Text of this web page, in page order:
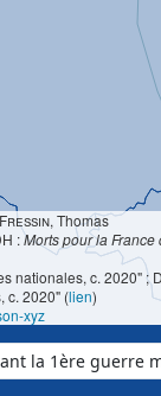
Fressin, Thomas
:Morts pour la
nationales, c. 2020" ;
c. 2020" (lien)
xyz